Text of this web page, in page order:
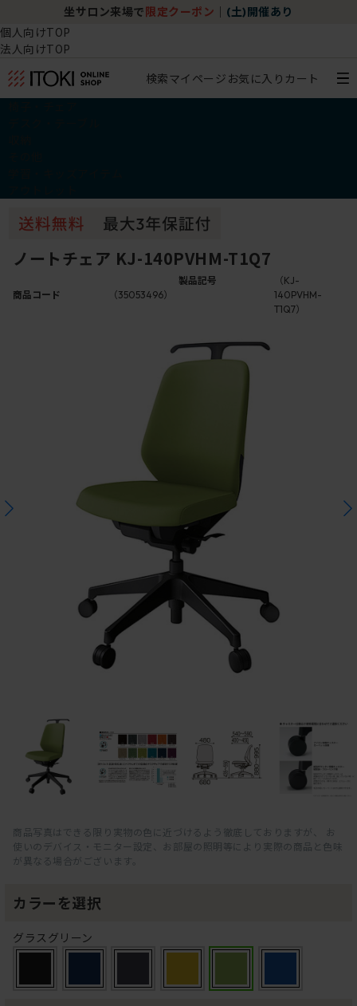
坐サロン来場で 限定クーポン (土)開催あり
個人向けTOP
法人向けTOP
検索マイページ お気に入り カート
ノートチェア KJ-140PVHM-T1Q7
商品コード （35053496）
製品記号
（KJ-
140PVHM-
T1Q7）
商品写真はできる限り実物の色に近づけるよう徹底しておりますが、 お
使いのデバイス・モニター設定、お部屋の照明等により実際の商品と色味
が異なる場合がございます。
カラーを選択
グラスグリーン